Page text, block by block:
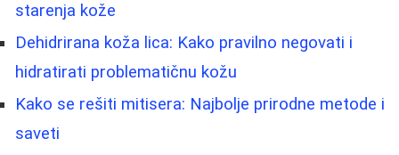
starenja kože
Dehidrirana koža lica: Kako pravilno negovati i
hidratirati problematičnu kožu
Kako se rešiti mitisera: Najbolje prirodne metode i
saveti